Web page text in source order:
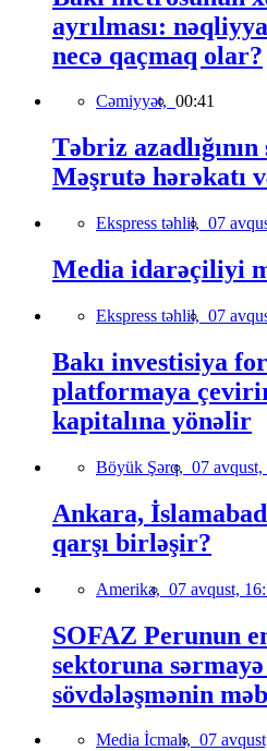
ayrılması:
necə qaçmaq olar?
Cəmiyyət, 00:41
Təbriz
Məşrutə hərəkatı
Ekspress təhlil, 07
Media idarəçiliyi
Ekspress təhlil, 07
Bakı investisiya
platformaya
kapitalına yönəlir
Böyük Şərq, 07 avqust,
Ankara,
qarşı birləşir?
Amerika, 07 avqust,
SOFAZ Perunun
sektoruna
sövdələşmənin
Media İcmalı, 07